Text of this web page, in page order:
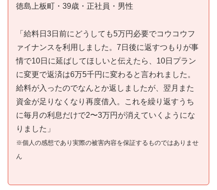
徳島上板町・39歳・正社員・男性
「給料日3日前にどうしても5万円必要でコウコウフ
ァイナンスを利用しました。7日後に返すつもりが事
情で10日に延ばしてほしいと伝えたら、10日プラン
に変更で返済は6万5千円に変わると言われました。
給料が入ったのでなんとか返しましたが、翌月また
資金が足りなくなり再度借入。これを繰り返すうち
に毎月の利息だけで2〜3万円が消えていくようにな
りました」
※個人の感想であり実際の被害内容を保証するものではありませ
ん